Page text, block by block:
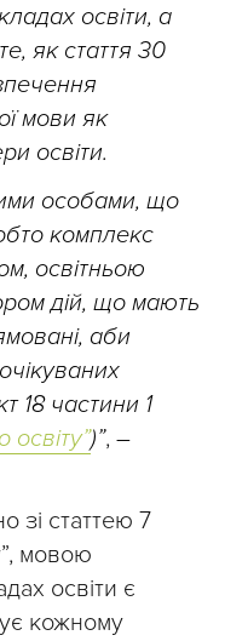
освіти, а
як стаття 30
мови як
освіти.
особами, що
комплекс
освітньою
дій, що мають
аби
18 частини 1
освіту”)”, –
зі статтею 7
мовою
освіти є
кожному